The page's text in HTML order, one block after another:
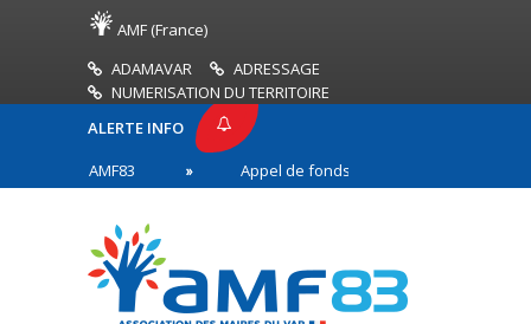
AMF (France)
ADAMAVAR
ADRESSAGE
NUMERISATION DU TERRITOIRE
ALERTE INFO
AMF83
Appel de fonds incendies de forêt
en première ligne